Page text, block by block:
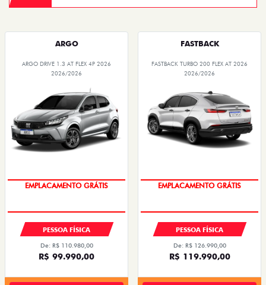
ARGO
ARGO DRIVE 1.3 AT FLEX 4P 2026
2026/2026
OPORTUNIDADE
PESSOA FÍSICA
De: R$ 110.980,00
R$ 99.990,00
FASTBACK
FASTBACK TURBO 200 FLEX AT 2026
2026/2026
OPORTUNIDADE
PESSOA FÍSICA
De: R$ 126.990,00
R$ 119.990,00